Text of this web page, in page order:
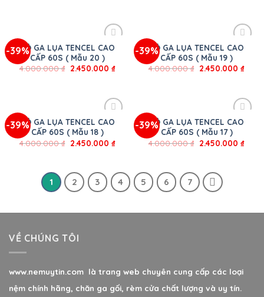
-39%BỘ GA LỤA TENCEL CAO
CẤP 60S ( Mẫu 20 )
4.000.000₫ 2.450.000 ₫
-39%BỘ GA LỤA TENCEL CAO
CẤP 60S ( Mẫu 19 )
4.000.000₫ 2.450.000 ₫
-39%BỘ GA LỤA TENCEL CAO
CẤP 60S ( Mẫu 18 )
4.000.000₫ 2.450.000 ₫
-39%BỘ GA LỤA TENCEL CAO
CẤP 60S ( Mẫu 17 )
4.000.000₫ 2.450.000 ₫
1 2 3 4 5 6 7
VỀ CHÚNG TÔI
www.nemuytin.com là trang web chuyên cung cấp các loại
nệm chính hãng, chăn ga gối, rèm cửa chất lượng và uy tín.